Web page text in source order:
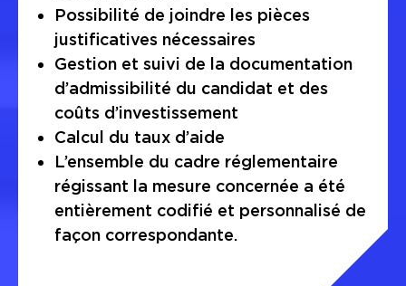
Possibilité de joindre les pièces
justificatives nécessaires
Gestion et suivi de la documentation
d’admissibilité du candidat et des
coûts d’investissement
Calcul du taux d’aide
L’ensemble du cadre réglementaire
régissant la mesure concernée a été
entièrement codifié et personnalisé de
façon correspondante.